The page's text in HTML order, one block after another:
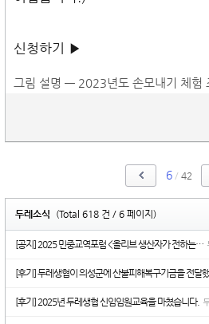
신청하기 ▶
그림 설명 — 2023년도 손모내기 체험
6 / 42
두레소식 (Total 618 건 / 6 페이지)
[공지] 2025 민중교역포럼 <올리브 생산자가 전하는…
[후기] 두레생협이 의성군에 산불피해복구기금을 전달
[후기] 2025년 두레생협 신임임원교육을 마쳤습니다.